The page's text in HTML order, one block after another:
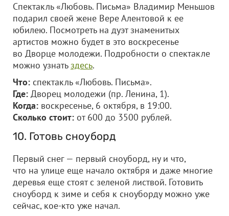
Спектакль «Любовь. Письма» Владимир Меньшов
подарил своей жене Вере Алентовой к ее
юбилею. Посмотреть на дуэт знаменитых
артистов можно будет в это воскресенье
во Дворце молодежи. Подробности о спектакле
можно узнатьздесь.
Что: спектакль «Любовь. Письма».
Где: Дворец молодежи (пр. Ленина, 1).
Когда: воскресенье, 6 октября, в 19:00.
Сколько стоит: от 600 до 3500 рублей.
10. Готовь сноуборд
Первый снег — первый сноуборд, ну и что,
что на улице еще начало октября и даже многие
деревья еще стоят с зеленой листвой. Готовить
сноуборд к зиме и себя к сноуборду можно уже
сейчас, кое-кто уже начал.